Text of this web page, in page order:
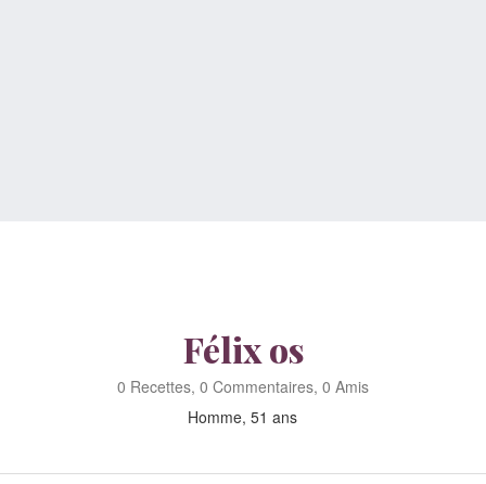
Félix os
0 Recettes, 0 Commentaires, 0 Amis
Homme, 51 ans